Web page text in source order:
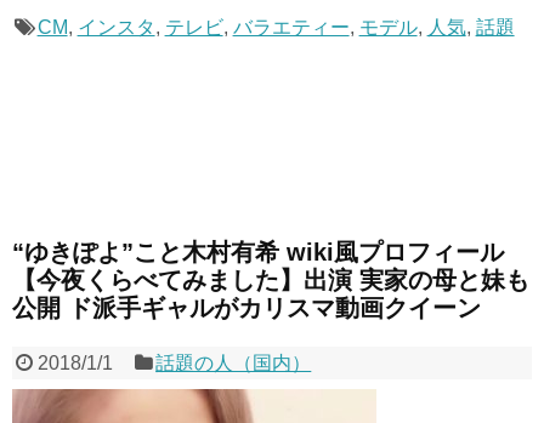
CM, インスタ, テレビ, バラエティー, モデル, 人気, 話題
“ゆきぽよ”こと木村有希 wiki風プロフィール
【今夜くらべてみました】出演 実家の母と妹も
公開 ド派手ギャルがカリスマ動画クイーン
2018/1/1 話題の人（国内）